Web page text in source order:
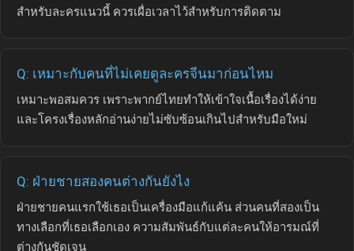
สำหรับละครแนวนี้ ควรเผื่อเวลาไว้สำหรับการติดตาม
Q: เหมาะกับคนที่ไม่เคยดูละครจีนมาก่อนไหม
เหมาะพอสมควร เพราะพากย์ไทยทำให้เข้าใจเนื้อเรื่องได้ง่าย
และโครงเรื่องหลักอ่านง่ายไม่ซับซ้อนเกินไปสำหรับมือใหม่
Q: ฝ่ายชายสองคนต่างกันยังไง
ฝ่ายชายคนแรกใช้เธอเป็นเครื่องมือแก้แค้น ส่วนคนที่สองเป็น
ทางเลือกที่เธอเลือกเอง ความสัมพันธ์กับแต่ละคนให้อารมณ์ที่
ต่างกันชัดเจน